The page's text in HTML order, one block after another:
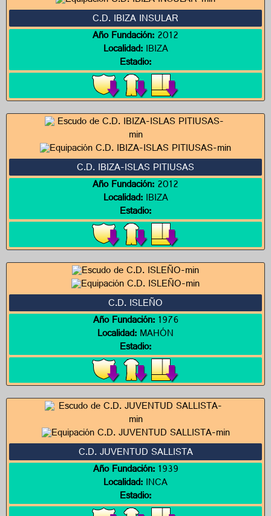
C.D. IBIZA INSULAR
Año Fundación:2012
Localidad:IBIZA
Estadio:
C.D. IBIZA-ISLAS PITIUSAS
Año Fundación:2012
Localidad:IBIZA
Estadio:
C.D. ISLEÑO
Año Fundación:1976
Localidad:MAHÓN
Estadio:
C.D. JUVENTUD SALLISTA
Año Fundación:1939
Localidad:INCA
Estadio: